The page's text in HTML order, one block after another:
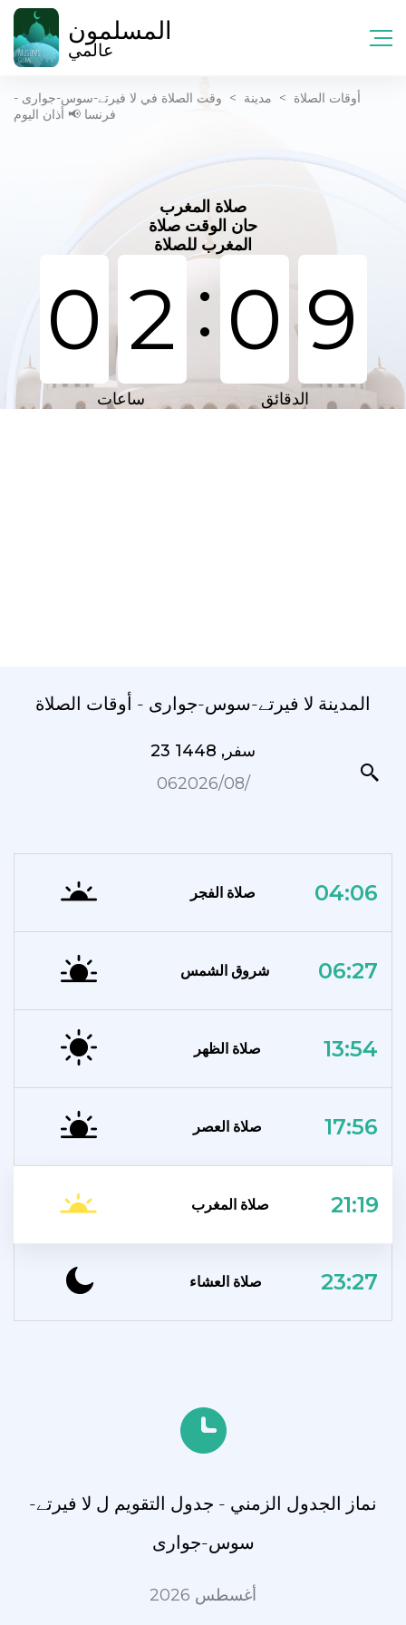
المسلمون
عالمي
أوقات الصلاة > مدينة > وقت الصلاة في لا فیرتے-سوس-جواری -
فرنسا 📢 أذان اليوم
صلاة المغرب
حان الوقت صلاة
المغرب للصلاة
0 2 : 0 9
ساعات الدقائق
المدينة لا فیرتے-سوس-جواری - أوقات الصلاة
23 سفر, 1448
06‏/08‏/2026
صلاة الفجر 04:06
شروق الشمس 06:27
صلاة الظهر 13:54
صلاة العصر 17:56
صلاة المغرب 21:19
صلاة العشاء 23:27
نماز الجدول الزمني - جدول التقويم ل لا فیرتے-
سوس-جواری
أغسطس 2026